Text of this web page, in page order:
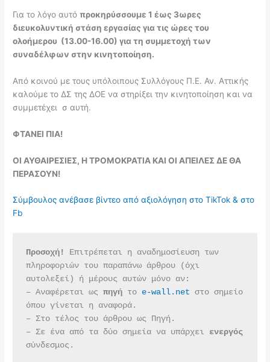
Για το λόγο αυτό προκηρύσσουμε 1 έως 3ωρες
διευκολυντική στάση εργασίας για τις ώρες του
ολοήμερου (13.00-16.00) για τη συμμετοχή των
συναδέλφων στην κινητοποίηση.
Από κοινού με τους υπόλοιπους Συλλόγους Π.Ε. Αν. Αττικής
καλούμε το ΔΣ της ΔΟΕ να στηρίξει την κινητοποίηση και να
συμμετέχει σ αυτή.
ΦΤΑΝΕΙ ΠΙΑ!
ΟΙ ΑΥΘΑΙΡΕΣΙΕΣ, Η ΤΡΟΜΟΚΡΑΤΙΑ ΚΑΙ ΟΙ ΑΠΕΙΛΕΣ ΔΕ ΘΑ
ΠΕΡΑΣΟΥΝ!
Σύμβουλος ανέβασε βίντεο από αξιολόγηση στο TikTok & στο
Fb
Προσοχή!
Επιτρέπεται η αναδημοσίευση των
πληροφοριών του παραπάνω άρθρου (όχι
αυτολεξεί) ή μέρους αυτών μόνο αν:
– Αναφέρεται ως πηγή το e-wall.net στο σημείο
όπου γίνεται η αναφορά.
– Στο τέλος του άρθρου ως Πηγή.
– Σε ένα από τα δύο σημεία να υπάρχει
ενεργός
σύνδεσμος.